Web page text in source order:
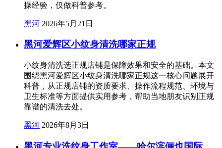
操经验，仅做科普参考。
黑河 2026年5月21日
黑河爱辉区小纹身清洗哪家正规
小纹身清洗选正规店铺是保障效果和安全的基础。本文
围绕黑河爱辉区小纹身清洗哪家正规这一核心问题展开
科普，从正规店铺的资质要求、操作流程规范、环境与
卫生标准等方面提供实用参考，帮助当地朋友识别正规
靠谱的清洗去处。
黑河 2026年8月3日